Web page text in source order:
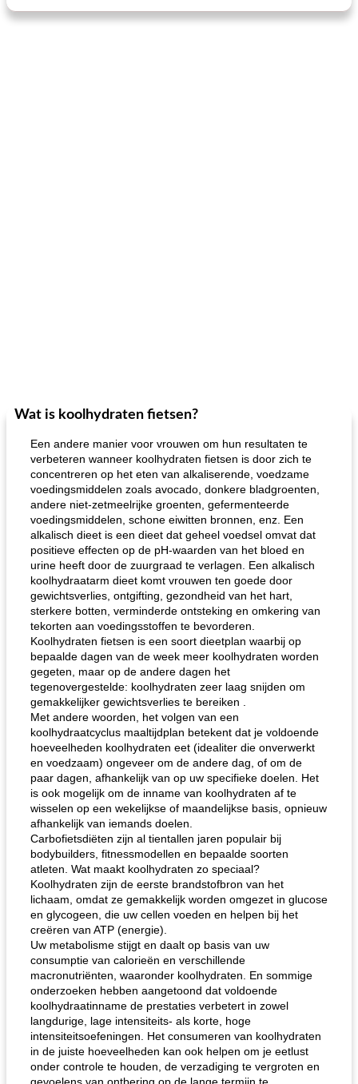
Wat is koolhydraten fietsen?
Een andere manier voor vrouwen om hun resultaten te
verbeteren wanneer koolhydraten fietsen is door zich te
concentreren op het eten van alkaliserende, voedzame
voedingsmiddelen zoals avocado, donkere bladgroenten,
andere niet-zetmeelrijke groenten, gefermenteerde
voedingsmiddelen, schone eiwitten bronnen, enz. Een
alkalisch dieet is een dieet dat geheel voedsel omvat dat
positieve effecten op de pH-waarden van het bloed en
urine heeft door de zuurgraad te verlagen. Een alkalisch
koolhydraatarm dieet komt vrouwen ten goede door
gewichtsverlies, ontgifting, gezondheid van het hart,
sterkere botten, verminderde ontsteking en omkering van
tekorten aan voedingsstoffen te bevorderen.
Koolhydraten fietsen is een soort dieetplan waarbij op
bepaalde dagen van de week meer koolhydraten worden
gegeten, maar op de andere dagen het
tegenovergestelde: koolhydraten zeer laag snijden om
gemakkelijker gewichtsverlies te bereiken .
Met andere woorden, het volgen van een
koolhydraatcyclus maaltijdplan betekent dat je voldoende
hoeveelheden koolhydraten eet (idealiter die onverwerkt
en voedzaam) ongeveer om de andere dag, of om de
paar dagen, afhankelijk van op uw specifieke doelen. Het
is ook mogelijk om de inname van koolhydraten af ​​te
wisselen op een wekelijkse of maandelijkse basis, opnieuw
afhankelijk van iemands doelen.
Carbofietsdiëten zijn al tientallen jaren populair bij
bodybuilders, fitnessmodellen en bepaalde soorten
atleten. Wat maakt koolhydraten zo speciaal?
Koolhydraten zijn de eerste brandstofbron van het
lichaam, omdat ze gemakkelijk worden omgezet in glucose
en glycogeen, die uw cellen voeden en helpen bij het
creëren van ATP (energie).
Uw metabolisme stijgt en daalt op basis van uw
consumptie van calorieën en verschillende
macronutriënten, waaronder koolhydraten. En sommige
onderzoeken hebben aangetoond dat voldoende
koolhydraatinname de prestaties verbetert in zowel
langdurige, lage intensiteits- als korte, hoge
intensiteitsoefeningen. Het consumeren van koolhydraten
in de juiste hoeveelheden kan ook helpen om je eetlust
onder controle te houden, de verzadiging te vergroten en